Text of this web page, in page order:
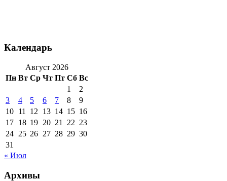
Календарь
Август 2026
Пн Вт Ср Чт Пт Сб Вс
1
2
3
4 5 6 7 8
9
10 11 12 13 14 15 16
17 18 19 20 21 22 23
24 25 26 27 28 29 30
31
« Июл
Архивы